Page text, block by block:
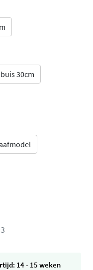
30cm
14 - 15 weken